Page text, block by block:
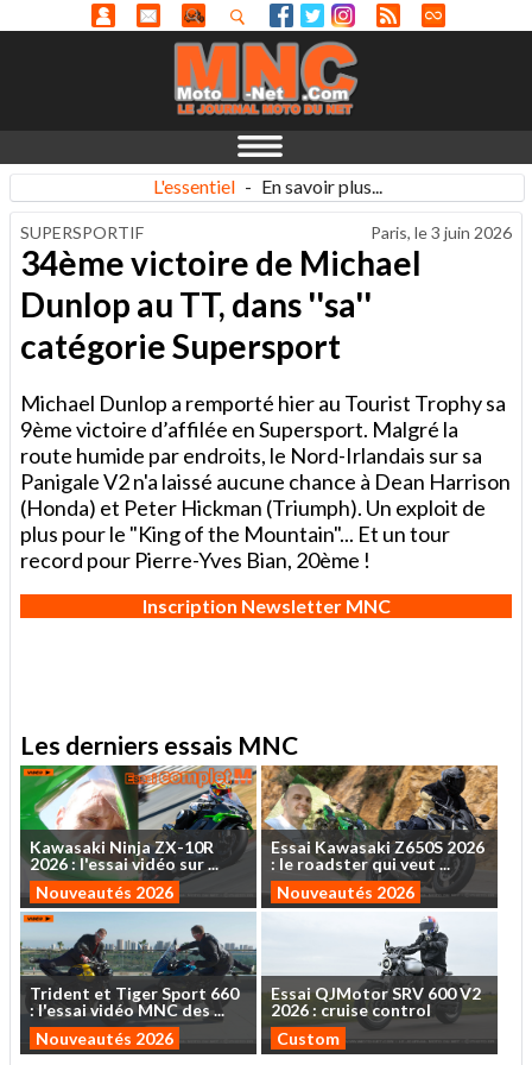
L'essentiel - En savoir plus...
SUPERSPORTIF Paris, le3 juin 2026
34ème victoire de Michael
Dunlop au TT, dans ''sa''
catégorie Supersport
Michael Dunlop a remporté hier au Tourist Trophy sa
9ème victoire d’affilée en Supersport. Malgré la
route humide par endroits, le Nord-Irlandais sur sa
Panigale V2 n'a laissé aucune chance à Dean Harrison
(Honda) et Peter Hickman (Triumph). Un exploit de
plus pour le "King of the Mountain"... Et un tour
record pour Pierre-Yves Bian, 20ème !
Inscription Newsletter MNC
Les derniers essais MNC
Kawasaki NinjaZX-10R
2026: l'essaividéo sur...
Nouveautés 2026
Essai KawasakiZ650S 2026
: le roadsterquiveut ...
Nouveautés 2026
Trident et TigerSport 660
: l'essaividéoMNCdes...
Nouveautés 2026
EssaiQJMotorSRV 600V2
2026 : cruise control
Custom